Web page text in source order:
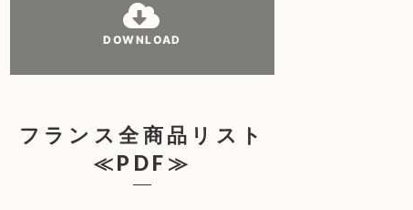
DOWNLOAD
フランス全商品リスト
≪PDF≫